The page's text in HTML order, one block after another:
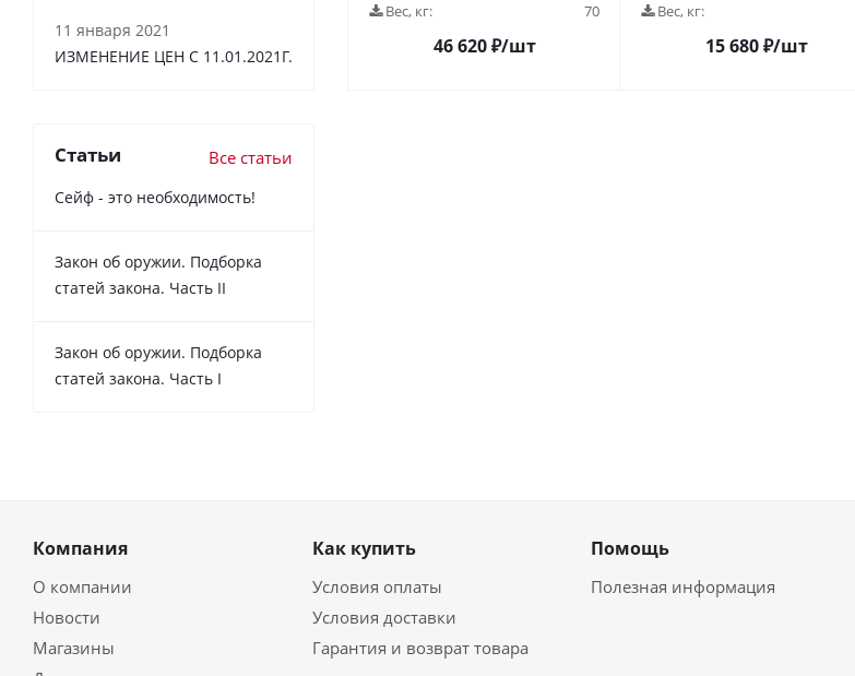
Вес, кг: 70
46 620₽/шт
Вес, кг:
15 680₽/шт
11 января 2021
ИЗМЕНЕНИЕ ЦЕН С 11.01.2021Г.
Статьи Все статьи
Сейф - это необходимость!
Закон об оружии. Подборка
статей закона. Часть II
Закон об оружии. Подборка
статей закона. Часть I
Компания
О компании
Новости
Магазины
Как купить
Условия оплаты
Условия доставки
Гарантия и возврат товара
Помощь
Полезная информация